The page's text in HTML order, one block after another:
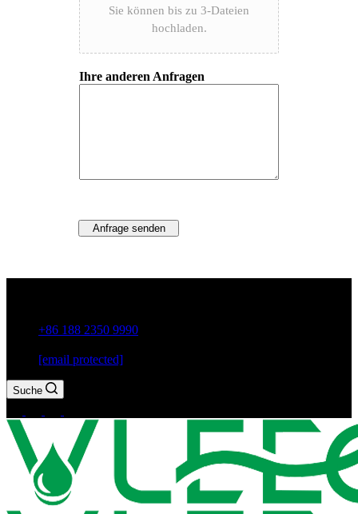
Sie können bis zu 3-Dateien
hochladen.
Ihre anderen Anfragen
Anfrage senden
+86 188 2350 9990
[email protected]
Suche